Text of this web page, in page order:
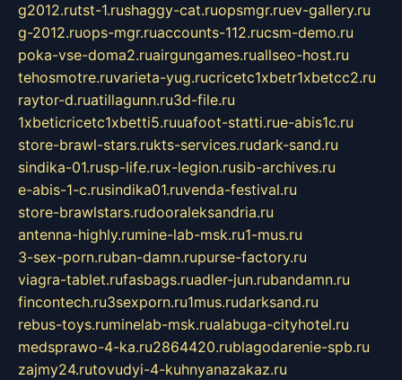
g2012.rutst-1.rushaggy-cat.ruopsmgr.ruev-gallery.ru
g-2012.ruops-mgr.ruaccounts-112.rucsm-demo.ru
poka-vse-doma2.ruairgungames.ruallseo-host.ru
tehosmotre.ruvarieta-yug.rucricetc1xbetr1xbetcc2.ru
raytor-d.ruatillagunn.ru3d-file.ru
1xbeticricetc1xbetti5.ruuafoot-statti.rue-abis1c.ru
store-brawl-stars.rukts-services.rudark-sand.ru
sindika-01.rusp-life.rux-legion.rusib-archives.ru
e-abis-1-c.rusindika01.ruvenda-festival.ru
store-brawlstars.rudooraleksandria.ru
antenna-highly.rumine-lab-msk.ru1-mus.ru
3-sex-porn.ruban-damn.rupurse-factory.ru
viagra-tablet.rufasbags.ruadler-jun.rubandamn.ru
fincontech.ru3sexporn.ru1mus.rudarksand.ru
rebus-toys.ruminelab-msk.rualabuga-cityhotel.ru
medsprawo-4-ka.ru2864420.rublagodarenie-spb.ru
zajmy24.rutovudyi-4-kuhnyanazakaz.ru